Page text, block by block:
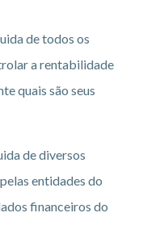
de todos os
a rentabilidade
quais são seus
de diversos
entidades do
financeiros do